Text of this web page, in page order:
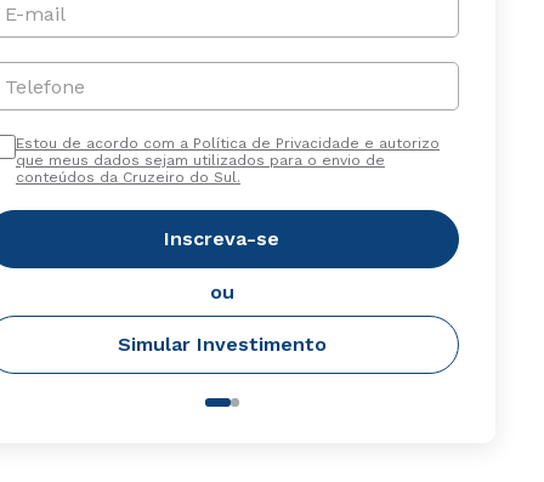
E-mail
Telefone
Estou de acordo com a Política de Privacidade e autorizo
que meus dados sejam utilizados para o envio de
conteúdos da Cruzeiro do Sul.
Inscreva-se
ou
Simular Investimento